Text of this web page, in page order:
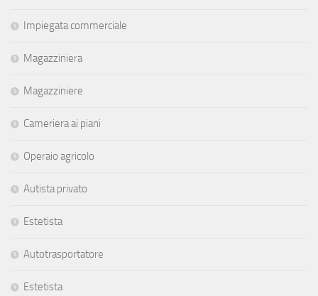
Impiegata commerciale
Magazziniera
Magazziniere
Cameriera ai piani
Operaio agricolo
Autista privato
Estetista
Autotrasportatore
Estetista